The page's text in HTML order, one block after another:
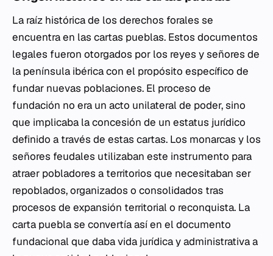
La raíz histórica de los derechos forales se
encuentra en las cartas pueblas. Estos documentos
legales fueron otorgados por los reyes y señores de
la península ibérica con el propósito específico de
fundar nuevas poblaciones. El proceso de
fundación no era un acto unilateral de poder, sino
que implicaba la concesión de un estatus jurídico
definido a través de estas cartas. Los monarcas y los
señores feudales utilizaban este instrumento para
atraer pobladores a territorios que necesitaban ser
repoblados, organizados o consolidados tras
procesos de expansión territorial o reconquista. La
carta puebla se convertía así en el documento
fundacional que daba vida jurídica y administrativa a